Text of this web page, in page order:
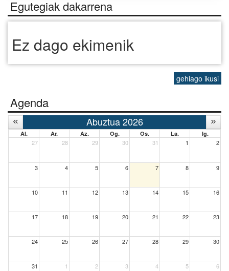
Egutegiak dakarrena
Ez dago ekimenik
gehiago ikusi
Agenda
Abuztua 2026
Al. Ar. Az. Og. Os. La. Ig.
27 28 29 30 31 1 2
3 4 5 6 7 8 9
10 11 12 13 14 15 16
17 18 19 20 21 22 23
24 25 26 27 28 29 30
31 1 2 3 4 5 6